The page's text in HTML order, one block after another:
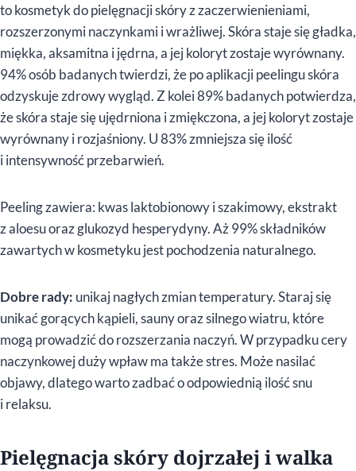
to kosmetyk do pielęgnacji skóry z zaczerwienieniami,
rozszerzonymi naczynkami i wrażliwej. Skóra staje się gładka,
miękka, aksamitna i jędrna, a jej koloryt zostaje wyrównany.
94% osób badanych twierdzi, że po aplikacji peelingu skóra
odzyskuje zdrowy wygląd. Z kolei 89% badanych potwierdza,
że skóra staje się ujędrniona i zmiękczona, a jej koloryt zostaje
wyrównany i rozjaśniony. U 83% zmniejsza się ilość
i intensywność przebarwień.
Peeling zawiera: kwas laktobionowy i szakimowy, ekstrakt
z aloesu oraz glukozyd hesperydyny. Aż 99% składników
zawartych w kosmetyku jest pochodzenia naturalnego.
Dobre rady: unikaj nagłych zmian temperatury. Staraj się
unikać gorących kąpieli, sauny oraz silnego wiatru, które
mogą prowadzić do rozszerzania naczyń. W przypadku cery
naczynkowej duży wpław ma także stres. Może nasilać
objawy, dlatego warto zadbać o odpowiednią ilość snu
i relaksu.
Pielęgnacja skóry dojrzałej i walka